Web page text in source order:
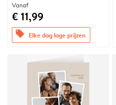
Vanaf
€ 11,99
offers Elke dag lage prijzen